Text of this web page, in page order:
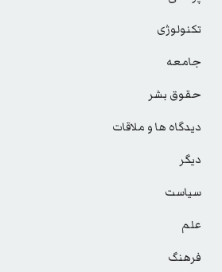
تکنولوژی
جامعه
حقوق بشر
دیدگاه ها و ملاقات
دیگر
سیاست
علم
فرهنگ